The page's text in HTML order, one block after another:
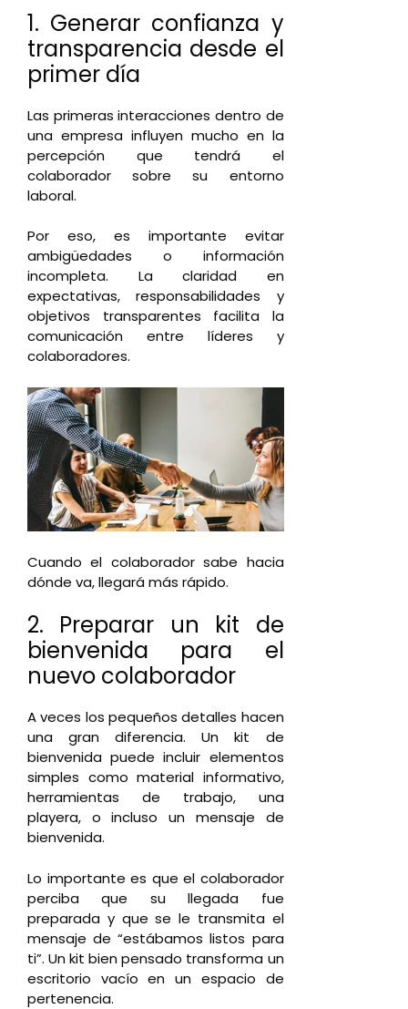
1. Generar confianza y
transparencia desde el
primer día
Las primeras interacciones dentro de
una empresa influyen mucho en la
percepción que tendrá el
colaborador sobre su entorno
laboral.
Por eso, es importante evitar
ambigüedades o información
incompleta. La claridad en
expectativas, responsabilidades y
objetivos transparentes facilita la
comunicación entre líderes y
colaboradores.
Cuando el colaborador sabe hacia
dónde va, llegará más rápido.
2. Preparar un kit de
bienvenida para el
nuevo colaborador
A veces los pequeños detalles hacen
una gran diferencia. Un kit de
bienvenida puede incluir elementos
simples como material informativo,
herramientas de trabajo, una
playera, o incluso un mensaje de
bienvenida.
Lo importante es que el colaborador
perciba que su llegada fue
preparada y que se le transmita el
mensaje de “estábamos listos para
ti”. Un kit bien pensado transforma un
escritorio vacío en un espacio de
pertenencia.